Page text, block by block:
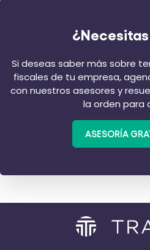
Si deseas saber más sobre
fiscales de tu empresa,
con nuestros asesores y
la orden para
ASESORÍA